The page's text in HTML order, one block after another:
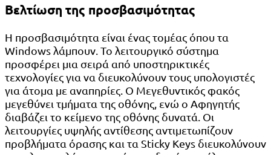
Βελτίωση της προσβασιμότητας
Η προσβασιμότητα είναι ένας τομέας όπου τα
Windows λάμπουν. Το λειτουργικό σύστημα
προσφέρει μια σειρά από υποστηρικτικές
τεχνολογίες για να διευκολύνουν τους υπολογιστές
για άτομα με αναπηρίες. Ο Μεγεθυντικός φακός
μεγεθύνει τμήματα της οθόνης, ενώ ο Αφηγητής
διαβάζει το κείμενο της οθόνης δυνατά. Οι
λειτουργίες υψηλής αντίθεσης αντιμετωπίζουν
προβλήματα όρασης και τα Sticky Keys διευκολύνουν